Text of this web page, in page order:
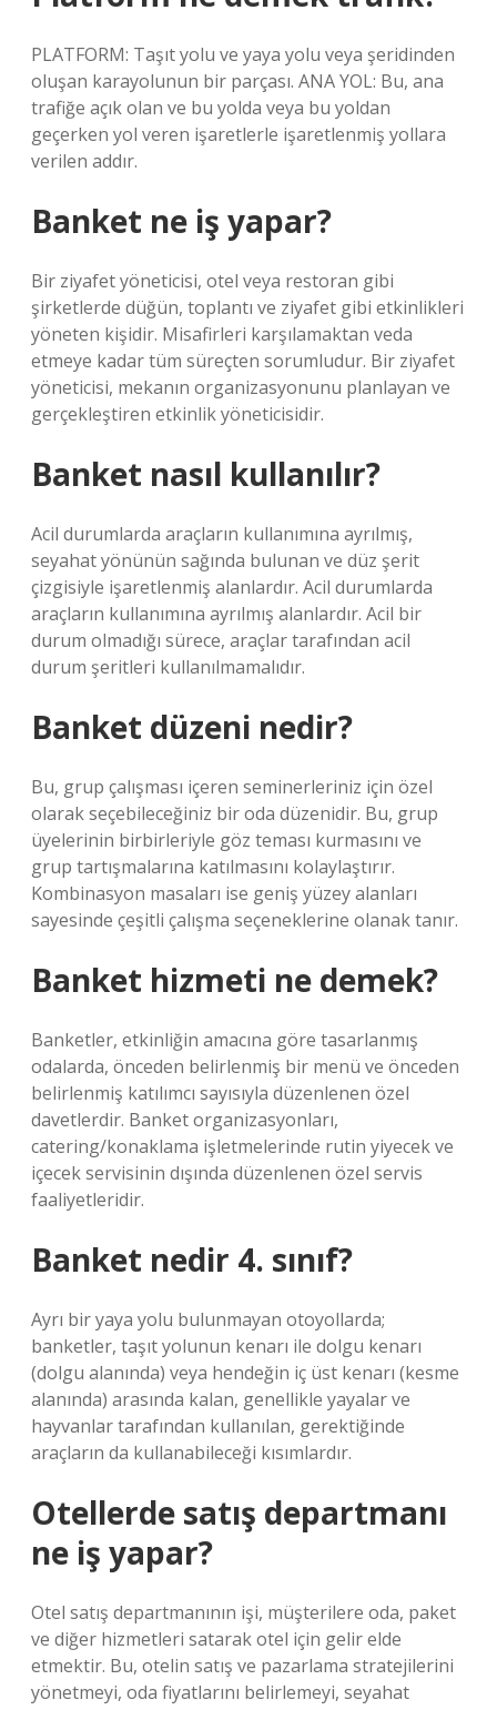
PLATFORM: Taşıt yolu ve yaya yolu veya şeridinden
oluşan karayolunun bir parçası. ANA YOL: Bu, ana
trafiğe açık olan ve bu yolda veya bu yoldan
geçerken yol veren işaretlerle işaretlenmiş yollara
verilen addır.
Banket ne iş yapar?
Bir ziyafet yöneticisi, otel veya restoran gibi
şirketlerde düğün, toplantı ve ziyafet gibi etkinlikleri
yöneten kişidir. Misafirleri karşılamaktan veda
etmeye kadar tüm süreçten sorumludur. Bir ziyafet
yöneticisi, mekanın organizasyonunu planlayan ve
gerçekleştiren etkinlik yöneticisidir.
Banket nasıl kullanılır?
Acil durumlarda araçların kullanımına ayrılmış,
seyahat yönünün sağında bulunan ve düz şerit
çizgisiyle işaretlenmiş alanlardır. Acil durumlarda
araçların kullanımına ayrılmış alanlardır. Acil bir
durum olmadığı sürece, araçlar tarafından acil
durum şeritleri kullanılmamalıdır.
Banket düzeni nedir?
Bu, grup çalışması içeren seminerleriniz için özel
olarak seçebileceğiniz bir oda düzenidir. Bu, grup
üyelerinin birbirleriyle göz teması kurmasını ve
grup tartışmalarına katılmasını kolaylaştırır.
Kombinasyon masaları ise geniş yüzey alanları
sayesinde çeşitli çalışma seçeneklerine olanak tanır.
Banket hizmeti ne demek?
Banketler, etkinliğin amacına göre tasarlanmış
odalarda, önceden belirlenmiş bir menü ve önceden
belirlenmiş katılımcı sayısıyla düzenlenen özel
davetlerdir. Banket organizasyonları,
catering/konaklama işletmelerinde rutin yiyecek ve
içecek servisinin dışında düzenlenen özel servis
faaliyetleridir.
Banket nedir 4. sınıf?
Ayrı bir yaya yolu bulunmayan otoyollarda;
banketler, taşıt yolunun kenarı ile dolgu kenarı
(dolgu alanında) veya hendeğin iç üst kenarı (kesme
alanında) arasında kalan, genellikle yayalar ve
hayvanlar tarafından kullanılan, gerektiğinde
araçların da kullanabileceği kısımlardır.
Otellerde satış departmanı
ne iş yapar?
Otel satış departmanının işi, müşterilere oda, paket
ve diğer hizmetleri satarak otel için gelir elde
etmektir. Bu, otelin satış ve pazarlama stratejilerini
yönetmeyi, oda fiyatlarını belirlemeyi, seyahat